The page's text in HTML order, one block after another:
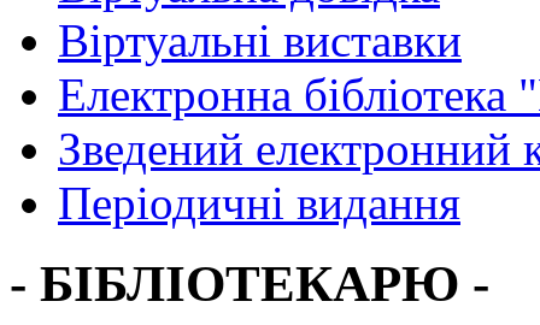
Віртуальні виставки
Електронна
Зведений електронний
Періодичні видання
- БІБЛІОТЕКАРЮ -